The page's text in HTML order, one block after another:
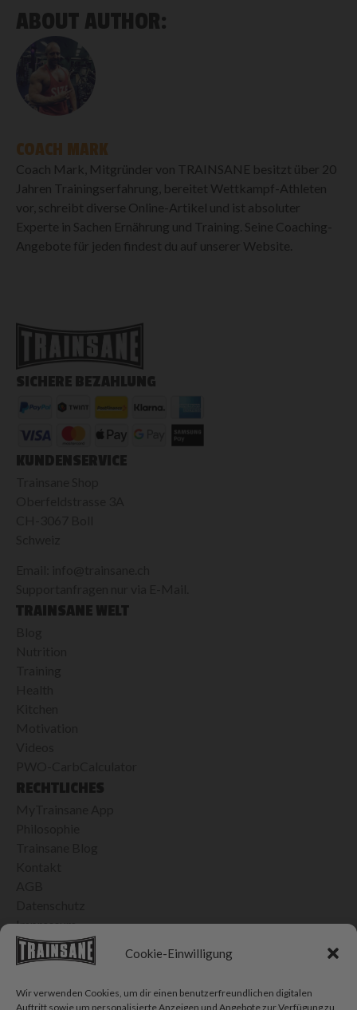
Cookie-Einwilligung
Wir verwenden Cookies, um dir einen benutzerfreundlichen digitalen
Auftritt sowie um personalisierte Anzeigen und Angebote zur Verfügung zu
ABOUT AUTHOR:
COACH MARK
Coach Mark, Mitgründer von TRAINSANE besitzt über 20
Jahren Trainingserfahrung, bereitet Wettkampf-Athleten
vor, schreibt diverse Online-Artikel und ist absoluter
Experte in Sachen Ernährung und Training. Seine Coaching-
Angebote für jeden findest du auf unserer Website.
SICHERE BEZAHLUNG
KUNDENSERVICE
TRAINSANE WELT
RECHTLICHES
Impressum
24H VERSAND IN DER SCHWEIZ
Bis 15h bestellt, morgen geliefert
Kostenlose Lieferung ab CHF 100.- Einkauf
CHF 10.- Porto für Bestellungen < CHF 100.-